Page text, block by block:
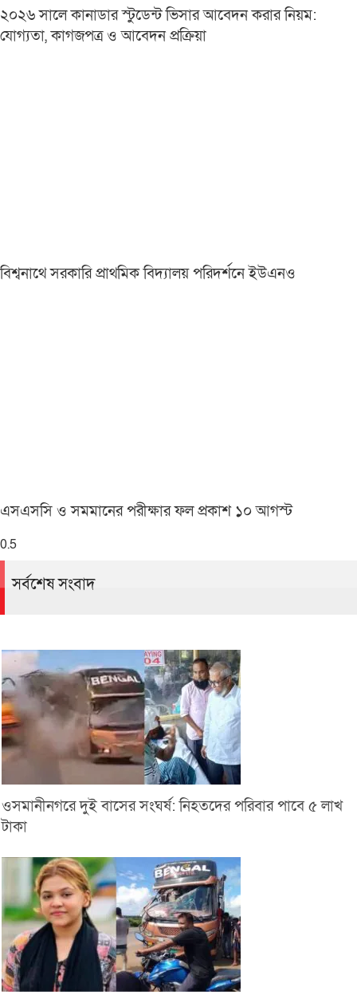
২০২৬ সালে কানাডার স্টুডেন্ট ভিসার আবেদন করার নিয়ম:
যোগ্যতা, কাগজপত্র ও আবেদন প্রক্রিয়া
বিশ্বনাথে সরকারি প্রাথমিক বিদ্যালয় পরিদর্শনে ইউএনও
এসএসসি ও সমমানের পরীক্ষার ফল প্রকাশ ১০ আগস্ট
সর্বশেষ সংবাদ
ওসমানীনগরে দুই বাসের সংঘর্ষ: নিহতদের পরিবার পাবে ৫ লাখ
টাকা